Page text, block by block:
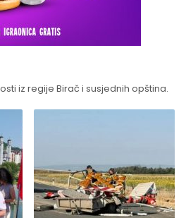
iz regije Birač i susjednih opština.